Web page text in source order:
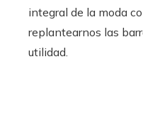
integral de la moda
replantearnos las
utilidad.